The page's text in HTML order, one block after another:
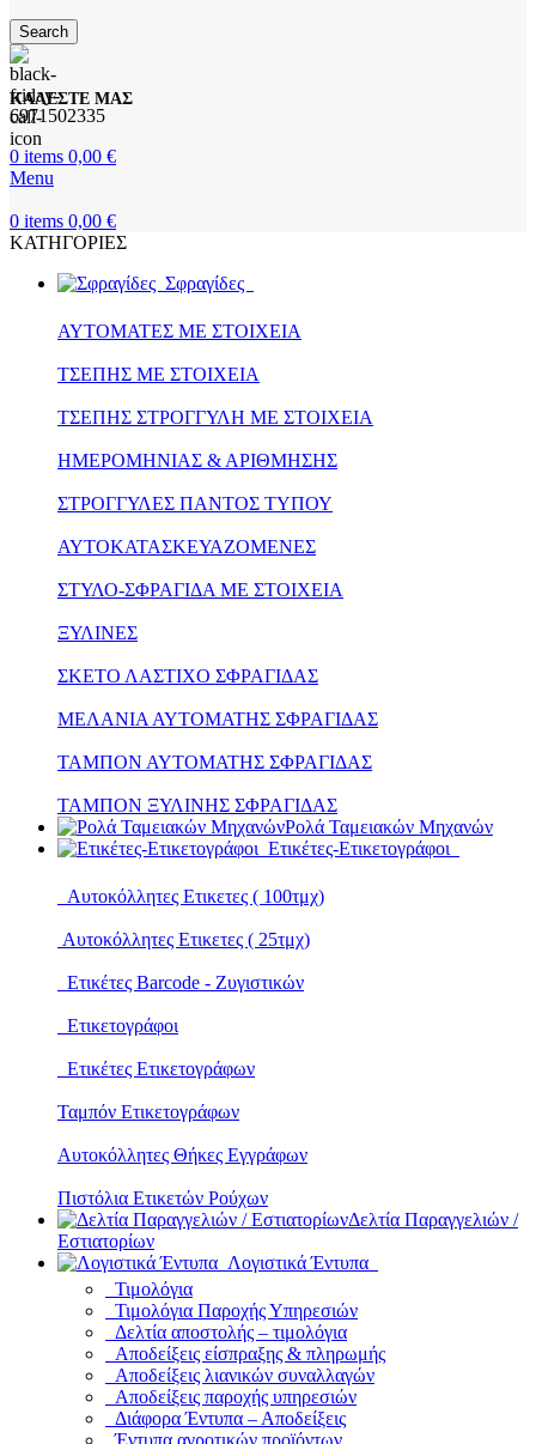
Search
ΚΑΛΕΣΤΕ ΜΑΣ
6971502335
0 items 0,00 €
Menu
0 items 0,00 €
ΚΑΤΗΓΟΡΙΕΣ
Σφραγίδες
ΑΥΤΟΜΑΤΕΣ ΜΕ ΣΤΟΙΧΕΙΑ
ΤΣΕΠΗΣ ΜΕ ΣΤΟΙΧΕΙΑ
ΤΣΕΠΗΣ ΣΤΡΟΓΓΥΛΗ ΜΕ ΣΤΟΙΧΕΙΑ
ΗΜΕΡΟΜΗΝΙΑΣ & ΑΡΙΘΜΗΣΗΣ
ΣΤΡΟΓΓΥΛΕΣ ΠΑΝΤΟΣ ΤΥΠΟΥ
ΑΥΤΟΚΑΤΑΣΚΕΥΑΖΟΜΕΝΕΣ
ΣΤΥΛΟ-ΣΦΡΑΓΙΔΑ ΜΕ ΣΤΟΙΧΕΙΑ
ΞΥΛΙΝΕΣ
ΣΚΕΤΟ ΛΑΣΤΙΧΟ ΣΦΡΑΓΙΔΑΣ
ΜΕΛΑΝΙΑ ΑΥΤΟΜΑΤΗΣ ΣΦΡΑΓΙΔΑΣ
ΤΑΜΠΟΝ ΑΥΤΟΜΑΤΗΣ ΣΦΡΑΓΙΔΑΣ
ΤΑΜΠΟΝ ΞΥΛΙΝΗΣ ΣΦΡΑΓΙΔΑΣ
Ρολά Ταμειακών Μηχανών
Ετικέτες-Ετικετογράφοι
Αυτοκόλλητες Ετικετες ( 100τμχ)
Αυτοκόλλητες Ετικετες ( 25τμχ)
Ετικέτες Barcode - Ζυγιστικών
Ετικετογράφοι
Ετικέτες Ετικετογράφων
Ταμπόν Ετικετογράφων
Αυτοκόλλητες Θήκες Εγγράφων
Πιστόλια Ετικετών Ρούχων
Δελτία Παραγγελιών /
Εστιατορίων
Λογιστικά Έντυπα
Τιμολόγια
Τιμολόγια Παροχής Υπηρεσιών
Δελτία αποστολής – τιμολόγια
Αποδείξεις είσπραξης & πληρωμής
Αποδείξεις λιανικών συναλλαγών
Αποδείξεις παροχής υπηρεσιών
Διάφορα Έντυπα – Αποδείξεις
Έντυπα αγροτικών προϊόντων